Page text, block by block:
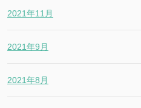
2021年11月
2021年9月
2021年8月